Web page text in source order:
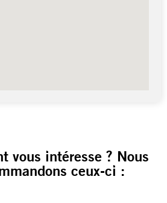
vous intéresse ? Nous
ceux-ci :